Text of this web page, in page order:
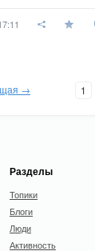
→ 1
Разделы
Топики
Блоги
Люди
Активность